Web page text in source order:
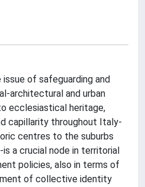
of safeguarding and
architectural and urban
ecclesiastical heritage,
capillarity throughout Italy-
centres to the suburbs
a crucial node in territorial
policies, also in terms of
of collective identity